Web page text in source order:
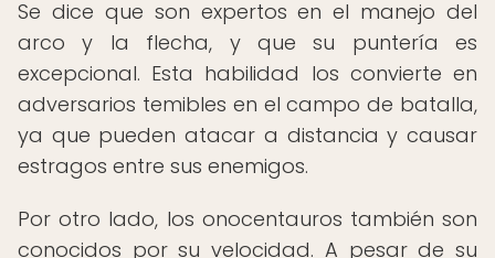
Se dice que son expertos en el manejo del
arco y la flecha, y que su puntería es
excepcional. Esta habilidad los convierte en
adversarios temibles en el campo de batalla,
ya que pueden atacar a distancia y causar
estragos entre sus enemigos.
Por otro lado, los onocentauros también son
conocidos por su velocidad. A pesar de su